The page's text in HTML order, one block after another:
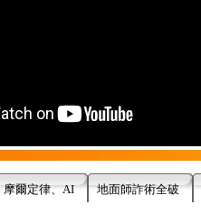
摩爾定律、AI 地面師詐術全破